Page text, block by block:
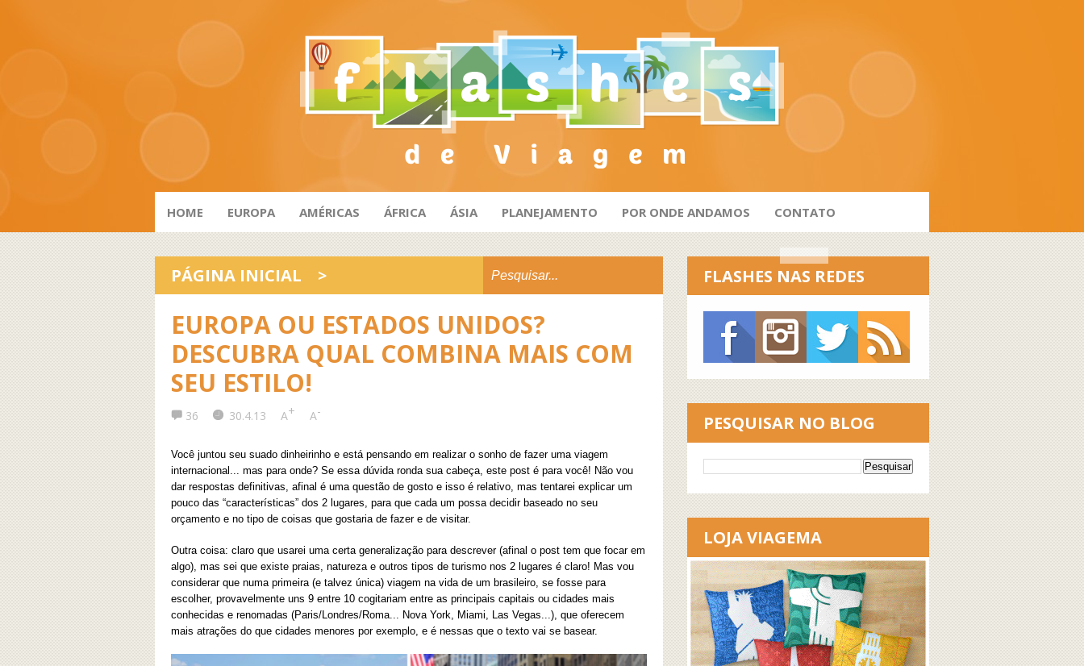
HOME EUROPA AMÉRICAS ÁFRICA ÁSIA PLANEJAMENTO POR ONDE ANDAMOS CONTATO
PÁGINA INICIAL >
EUROPA OU ESTADOS UNIDOS?
DESCUBRA QUAL COMBINA MAIS COM
SEU ESTILO!
36 30.4.13 A+ A-
Você juntou seu suado dinheirinho e está pensando em realizar o sonho de fazer uma viagem
internacional... mas para onde? Se essa dúvida ronda sua cabeça, este post é para você! Não vou
dar respostas definitivas, afinal é uma questão de gosto e isso é relativo, mas tentarei explicar um
pouco das “características” dos 2 lugares, para que cada um possa decidir baseado no seu
orçamento e no tipo de coisas que gostaria de fazer e de visitar.
Outra coisa: claro que usarei uma certa generalização para descrever (afinal o post tem que focar em
algo), mas sei que existe praias, natureza e outros tipos de turismo nos 2 lugares é claro! Mas vou
considerar que numa primeira (e talvez única) viagem na vida de um brasileiro, se fosse para
escolher, provavelmente uns 9 entre 10 cogitariam entre as principais capitais ou cidades mais
conhecidas e renomadas (Paris/Londres/Roma... Nova York, Miami, Las Vegas...) , que oferecem
mais atrações do que cidades menores por exemplo, e é nessas que o texto vai se basear.
FLASHES NAS REDES
PESQUISAR NO BLOG
LOJA VIAGEMA